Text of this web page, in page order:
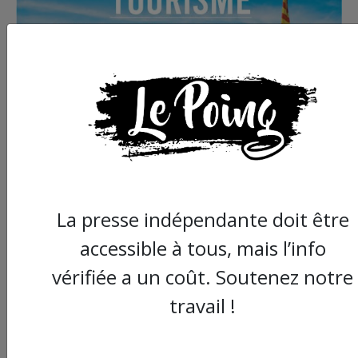
La presse indépendante doit être
accessible à tous, mais l’info
vérifiée a un coût. Soutenez notre
travail !